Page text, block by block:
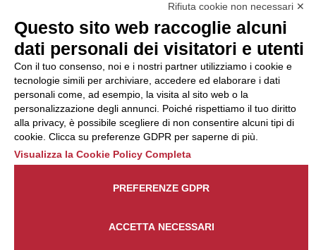
pianificare e gestire gli approvvigionamenti di materia
e non, si occuperà dell'emissione ordini fornitori, sollecito
consegna materiale, verifica bolle in ingresso. Ricerca
fornitori La risorsa si interfaccerà con il responsabile di
produzione, con il magazzino e con i fornitori al fine di
gestire al meglio ed ottimizzare i costi e le scorte.
Candidati Dettaglio annuncio
Addetto/a assemblaggio
elettrico - Colognola ai Colli
Tipo di contratto Somministrazione
Rifiuta cookie non necessari ✕
Questo sito web raccoglie alcuni
dati personali dei visitatori e utenti
Con il tuo consenso, noi e i nostri partner utilizziamo i cookie e
tecnologie simili per archiviare, accedere ed elaborare i dati
personali come, ad esempio, la visita al sito web o la
personalizzazione degli annunci. Poiché rispettiamo il tuo diritto
alla privacy, è possibile scegliere di non consentire alcuni tipi di
cookie. Clicca su preferenze GDPR per saperne di più.
Visualizza la Cookie Policy Completa
ACCETTA NECESSARI
PREFERENZE GDPR